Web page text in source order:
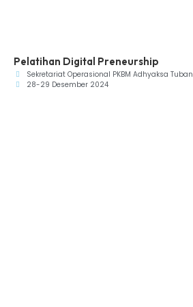
Pelatihan Digital Preneurship
Sekretariat Operasional PKBM Adhyaksa Tuban
28-29 Desember 2024